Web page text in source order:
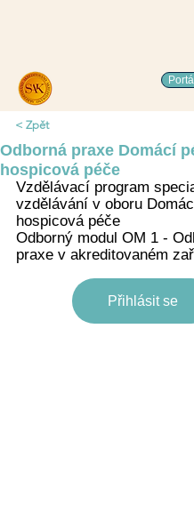
Odborná praxe Domácí
hospicová péče
Vzdělávací program
vzdělávání v oboru
hospicová péče
Odborný modul OM 1 -
praxe v akreditovaném
Přihlásit se
< Zpět